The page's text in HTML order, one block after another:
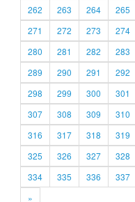
262
263 264 265
271
272 273 274
280
281 282 283
289
290 291 292
298
299 300 301
307
308 309 310
316
317 318 319
325
326 327 328
334
335 336 337
»